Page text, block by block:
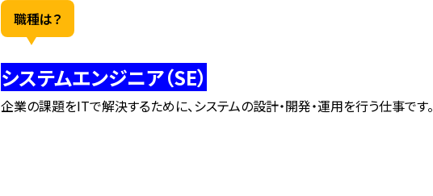
職種は？
システムエンジニア（SE）
企業の課題をITで解決するために、システムの設計・開発・運用を行う仕事です。